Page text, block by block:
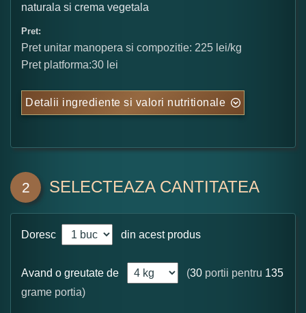
naturala si crema vegetala
Pret:
Pret unitar manopera si compozitie: 225 lei/kg
Pret platforma:30 lei
Detalii ingrediente si valori nutritionale
2 SELECTEAZA CANTITATEA
Doresc din acest produs
Avand o greutate de (30 portii pentru 135
grame portia)